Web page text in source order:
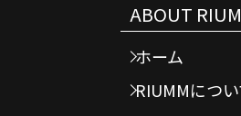
ABOUT
ホーム
RIUMMにつ